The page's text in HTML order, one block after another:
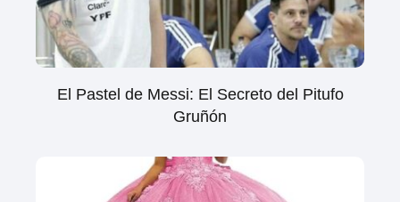
El Pastel de Messi: El Secreto del Pitufo
Gruñón